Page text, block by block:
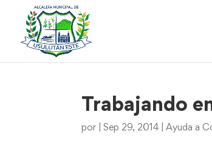
Trabajando
por |Sep 29, 2014 |Ayuda a